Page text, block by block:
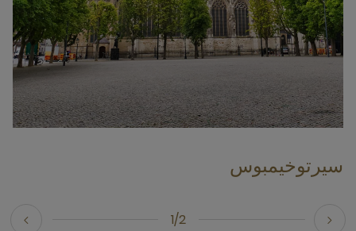
1/2
سيرتوخيمبوس